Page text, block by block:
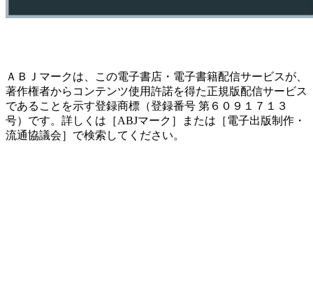
ＡＢＪマークは、この電子書店・電子書籍配信サービスが、
著作権者からコンテンツ使用許諾を得た正規版配信サービス
であることを示す登録商標（登録番号 第６０９１７１３
号）です。詳しくは［ABJマーク］または［電子出版制作・
流通協議会］で検索してください。